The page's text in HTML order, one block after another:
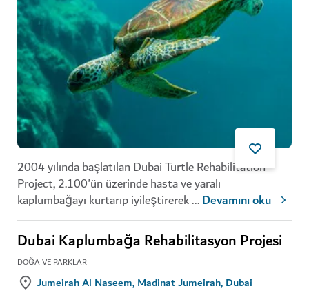
2004 yılında başlatılan Dubai Turtle Rehabilitation
Project, 2.100'ün üzerinde hasta ve yaralı
kaplumbağayı kurtarıp iyileştirerek...Devamını oku
Dubai Kaplumbağa Rehabilitasyon Projesi
DOĞA VE PARKLAR
Jumeirah Al Naseem, Madinat Jumeirah, Dubai